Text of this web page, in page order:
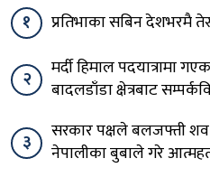
१ प्रतिभाका सबिन देशभरमै
२
मर्दी हिमाल पदयात्रामा
बादलडाँडा क्षेत्रबाट
३
सरकार पक्षले बलजफ्ती
नेपालीका बुबाले गरे